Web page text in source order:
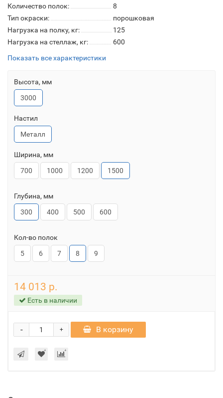
Количество полок:
8
Тип окраски:
порошковая
Нагрузка на полку, кг:
125
Нагрузка на стеллаж, кг:
600
Показать все характеристики
Высота, мм
3000
Настил
Металл
Ширина, мм
700
1000 1200 1500
Глубина, мм
300
400 500 600
Кол-во полок
5
6 7 8 9
14 013 р.
Есть в наличии
+
- В корзину